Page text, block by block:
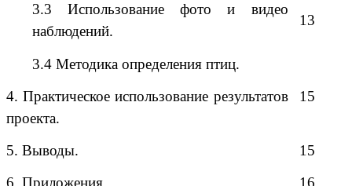
3.3 Использование фото и видео
наблюдений.
3.4 Методика определения птиц.
13
4. Практическое использование результатов
проекта.
15
5. Выводы.
15
6. Приложения.
16